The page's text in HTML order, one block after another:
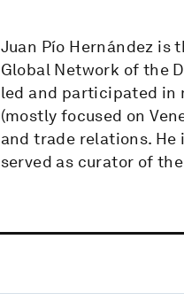
Juan Pío Hernández is
Global Network of the
led and participated
(mostly focused on
and trade relations. He
served as curator of